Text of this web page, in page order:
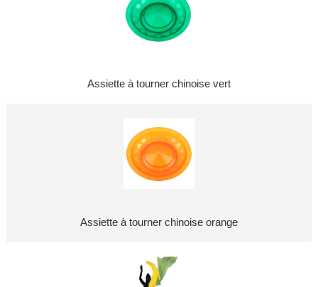
Assiette à tourner chinoise vert
Assiette à tourner chinoise orange